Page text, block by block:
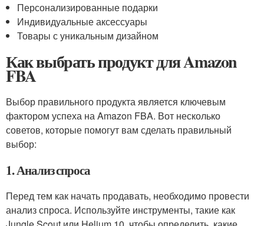
Персонализированные подарки
Индивидуальные аксессуары
Товары с уникальным дизайном
Как выбрать продукт для Amazon
FBA
Выбор правильного продукта является ключевым
фактором успеха на Amazon FBA. Вот несколько
советов, которые помогут вам сделать правильный
выбор:
1. Анализ спроса
Перед тем как начать продавать, необходимо провести
анализ спроса. Используйте инструменты, такие как